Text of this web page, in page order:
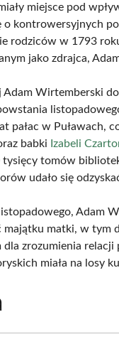
miejsce pod
o kontrowersyjnych
rodziców w 1793
jako zdrajca,
Wirtemberski
pałac w Puławach,
babki Izabeli
tysięcy tomów
udało się
Adam
majątku matki, w tym
dla zrozumienia
miała na losy